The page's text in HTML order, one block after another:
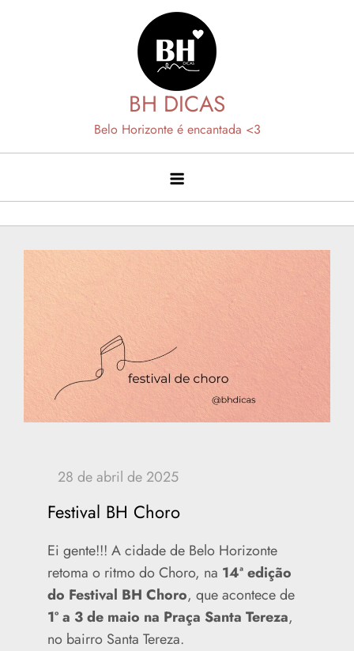
BH DICAS
Belo Horizonte é encantada <3
Festival BH Choro
Ei gente!!! A cidade de Belo Horizonte
retoma o ritmo do Choro, na 14ª edição
do Festival BH Choro, que acontece de
1º a 3 de maio na Praça Santa Tereza,
no bairro Santa Tereza.